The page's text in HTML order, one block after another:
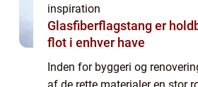
inspiration
Glasfiberflagstang er
flot i enhver have
Inden for byggeri og
af de rette materialer en stor